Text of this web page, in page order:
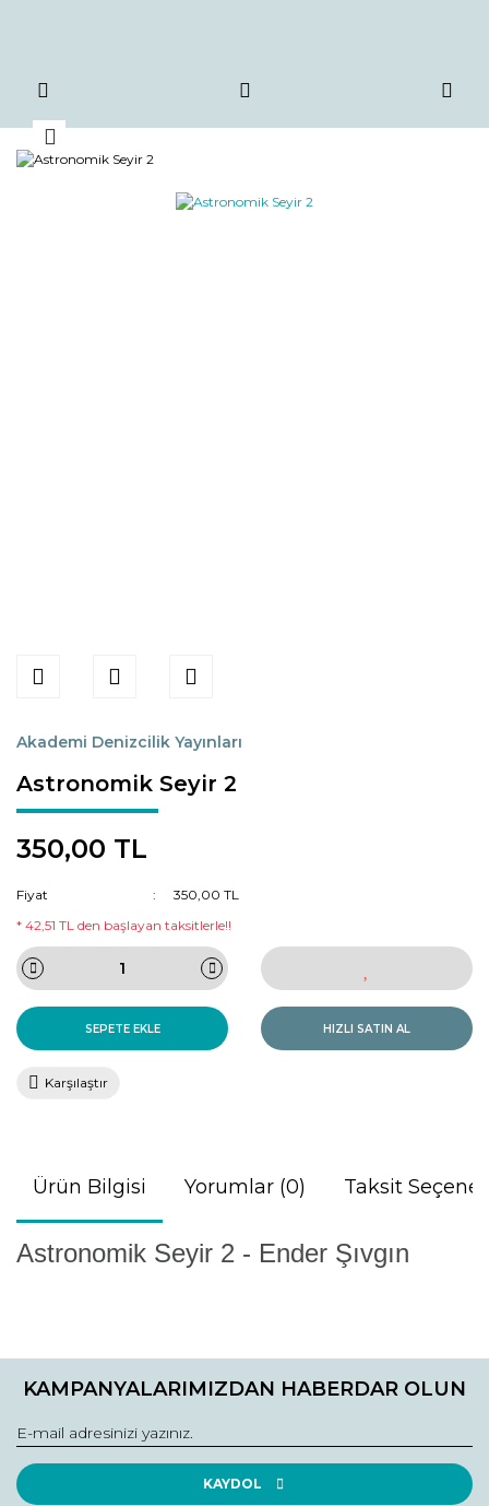
Akademi Denizcilik Yayınları
Astronomik Seyir 2
350,00 TL
Fiyat
350,00 TL
* 42,51 TL den başlayan taksitlerle!!
SEPETE EKLE HIZLI SATIN AL
Karşılaştır
Ürün Bilgisi Yorumlar (0) Taksit
Astronomik Seyir 2 - Ender Şıvgın
konularda yetersiz gördüğünüz noktaları öneri formunu
Görüş ve önerileriniz için teşekkür ederiz.
Ürün resmi kalitesiz, bozuk veya görüntülenemiyor.
Ürün açıklamasında eksik bilgiler bulunuyor.
KAMPANYALARIMIZDAN HABERDAR OLUN
KAYDOL